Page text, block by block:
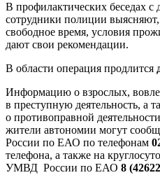
В профилактических беседах с
сотрудники полиции
свободное время, условия
дают свои рекомендации.
В области операция продлится
Информацию о взрослых,
в преступную деятельность, а
о противоправной
жители автономии могут
России по ЕАО по телефонам
телефона, а также на
УМВД России по ЕАО 8